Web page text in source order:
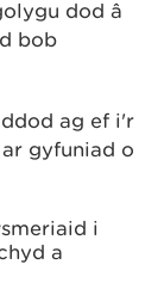
dod â
bob
ag ef i'r
gyfuniad o
i
a